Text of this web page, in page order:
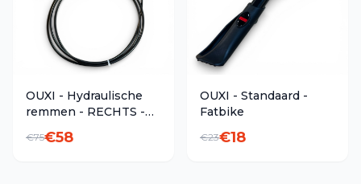
OUXI - Hydraulische
remmen - RECHTS -
€75€58
OUXI - Standaard -
Fatbike
€23€18